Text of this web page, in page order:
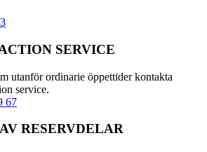
SERVICE
utanför ordinarie öppettider kontakta
service.
67
RESERVDELAR